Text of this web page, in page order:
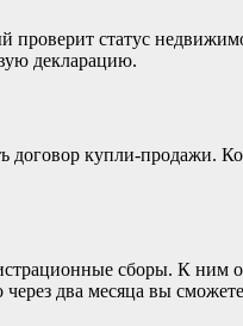
проверит статус
декларацию.
купли-продажи.
сборы. К
два месяца вы